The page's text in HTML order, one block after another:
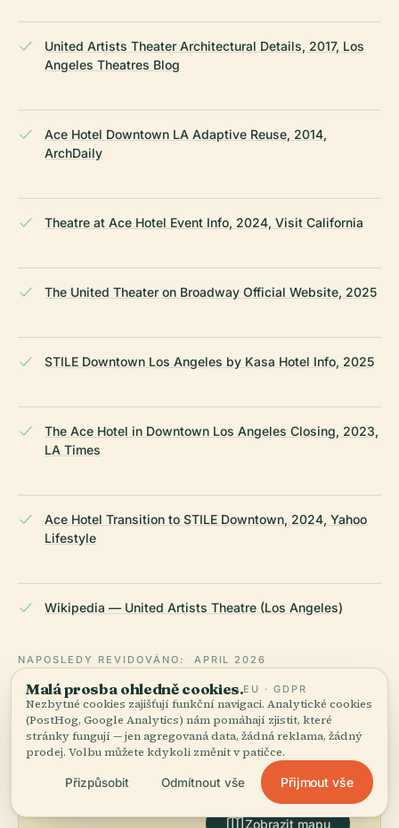
United Artists Theater Architectural Details, 2017, Los
Angeles Theatres Blog
Ace Hotel Downtown LA Adaptive Reuse, 2014,
ArchDaily
Theatre at Ace Hotel Event Info, 2024, Visit California
The United Theater on Broadway Official Website, 2025
STILE Downtown Los Angeles by Kasa Hotel Info, 2025
The Ace Hotel in Downtown Los Angeles Closing, 2023,
LA Times
Ace Hotel Transition to STILE Downtown, 2024, Yahoo
Lifestyle
Wikipedia — United Artists Theatre (Los Angeles)
NAPOSLEDY REVIDOVÁNO: APRIL 2026
Zpracováno z Wikidat, Wikipedie a oficiálních zdrojů ·
fakticky ověřeno ·Jak tvoříme naše průvodce →
Prozkoumejte
Zobrazit mapu
Malá prosba ohledně cookies.EU · GDPR
Nezbytné cookies zajišťují funkční navigaci. Analytické cookies
(PostHog, Google Analytics) nám pomáhají zjistit, které
stránky fungují — jen agregovaná data, žádná reklama, žádný
prodej. Volbu můžete kdykoli změnit v patičce.
Přizpůsobit Odmítnout vše Přijmout vše